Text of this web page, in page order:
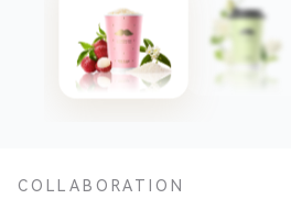
COLLABORATION